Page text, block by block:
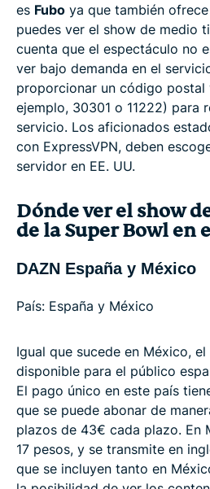
es Fubo ya que también
puedes ver el show de medio
cuenta que el espectáculo no
ver bajo demanda en el
proporcionar un código postal
ejemplo, 30301 o 11222) para
servicio. Los aficionados
con ExpressVPN, deben
servidor en EE. UU.
Dónde ver el show
de la Super Bowl en
DAZN España y México
País: España y México
Igual que sucede en México, el
disponible para el público
El pago único en este país
que se puede abonar de
plazos de 43€ cada plazo. En
17 pesos, y se transmite en
que se incluyen tanto en